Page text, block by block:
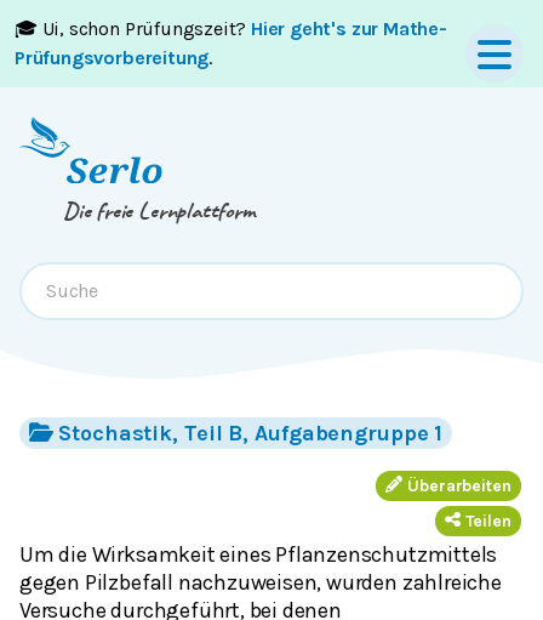
🎓 Ui, schon Prüfungszeit? Hier geht's zur Mathe-
Prüfungsvorbereitung.
Springe zumInhaltoderFooter
Die freie Lernplattform
Stochastik, Teil B, Aufgabengruppe 1
Überarbeiten
Teilen
Um die Wirksamkeit eines Pflanzenschutzmittels
gegen Pilzbefall nachzuweisen, wurden zahlreiche
Versuche durchgeführt, bei denen